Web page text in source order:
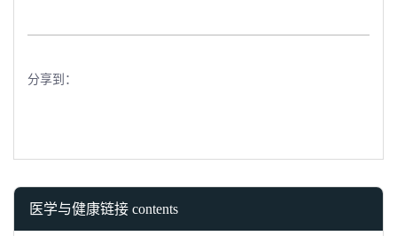
分享到：
医学与健康链接 contents